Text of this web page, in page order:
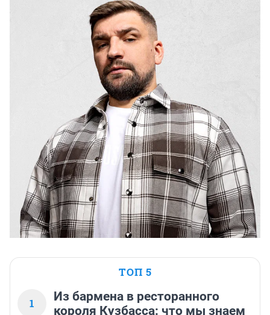
ТОП 5
1
Из бармена в ресторанного
короля Кузбасса: что мы знаем